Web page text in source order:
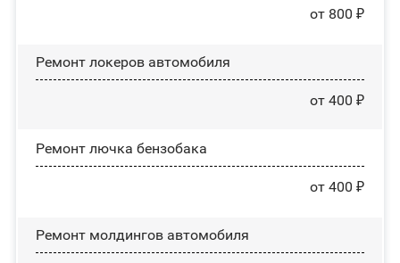
от 800 ₽
Ремонт лoĸepoв автомобиля
от 400 ₽
Ремонт лючка бензобака
от 400 ₽
Ремонт молдингов автомобиля